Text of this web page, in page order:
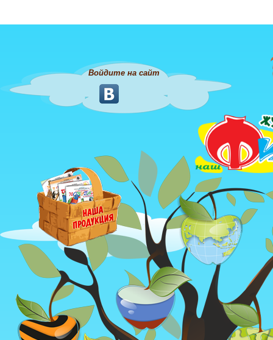
Войдите на сайт